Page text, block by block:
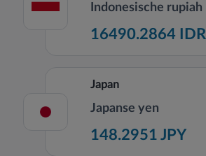
Indonesische rupiah
16490.2864 IDR
Japan
Japanse yen
148.2951 JPY